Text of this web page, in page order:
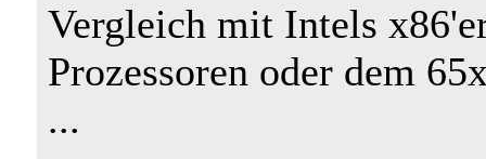
Vergleich mit Intels
Prozessoren oder dem
...